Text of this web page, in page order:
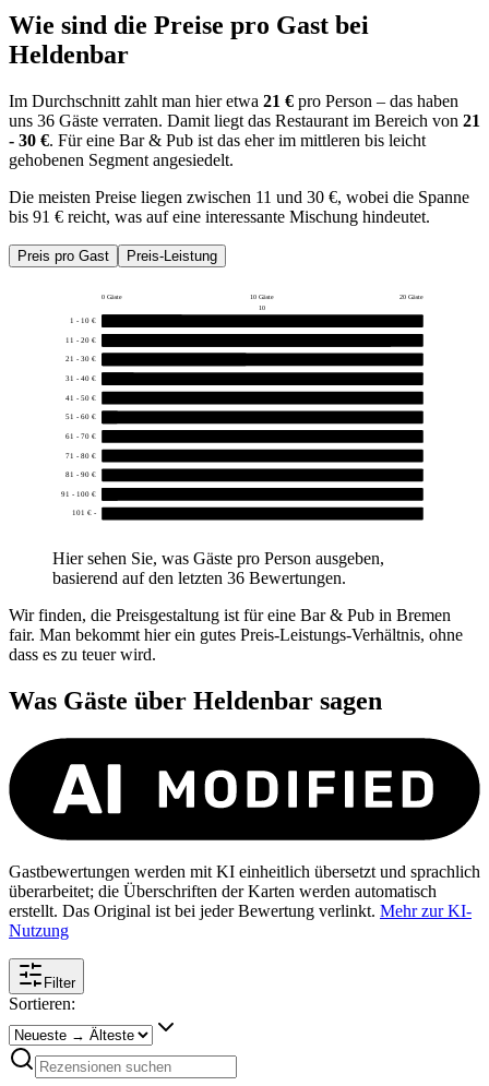
Wie sind die Preise pro Gast bei
Heldenbar
Im Durchschnitt zahlt man hier etwa 21 € pro Person – das haben
uns 36 Gäste verraten. Damit liegt das Restaurant im Bereich von 21
- 30 €. Für eine Bar & Pub ist das eher im mittleren bis leicht
gehobenen Segment angesiedelt.
Die meisten Preise liegen zwischen 11 und 30 €, wobei die Spanne
bis 91 € reicht, was auf eine interessante Mischung hindeutet.
Preis pro Gast Preis-Leistung
0 Gäste 10 Gäste
20 Gäste
10
1 - 10 €
11 - 20 €
21 - 30 €
31 - 40 €
41 - 50 €
51 - 60 €
61 - 70 €
71 - 80 €
81 - 90 €
91 - 100 €
101 € -
Hier sehen Sie, was Gäste pro Person ausgeben,
basierend auf den letzten 36 Bewertungen.
Wir finden, die Preisgestaltung ist für eine Bar & Pub in Bremen
fair. Man bekommt hier ein gutes Preis-Leistungs-Verhältnis, ohne
dass es zu teuer wird.
Was Gäste über Heldenbar sagen
Gastbewertungen werden mit KI einheitlich übersetzt und sprachlich
überarbeitet; die Überschriften der Karten werden automatisch
erstellt. Das Original ist bei jeder Bewertung verlinkt. Mehr zur KI-
Nutzung
Filter
Sortieren: